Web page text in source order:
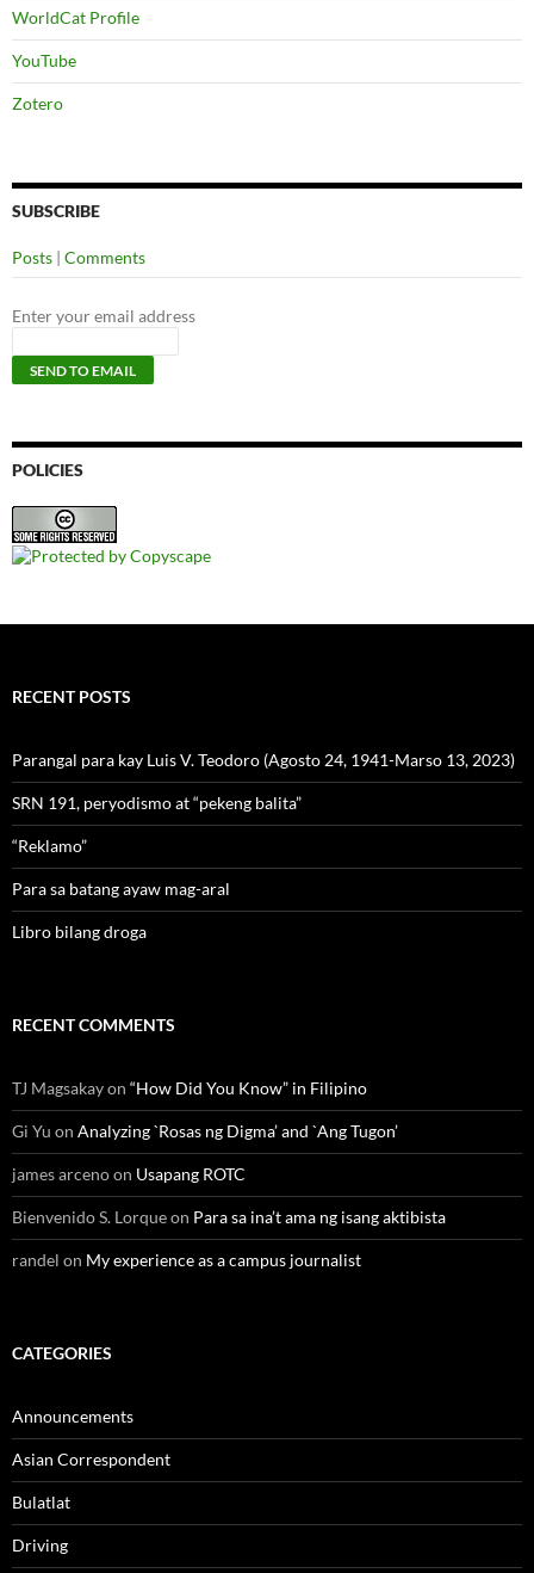
WorldCat Profile
YouTube
Zotero
SUBSCRIBE
Posts | Comments
Enter your email address
POLICIES
RECENT POSTS
Parangal para kay Luis V. Teodoro (Agosto 24, 1941-Marso 13, 2023)
SRN 191, peryodismo at “pekeng balita”
“Reklamo”
Para sa batang ayaw mag-aral
Libro bilang droga
RECENT COMMENTS
TJ Magsakayon “How Did You Know” in Filipino
Gi Yu on Analyzing `Rosas ng Digma’ and `Ang Tugon’
james arcenoon Usapang ROTC
Bienvenido S. Lorqueon Para sa ina’t ama ng isang aktibista
randel on My experience as a campus journalist
CATEGORIES
Announcements
Asian Correspondent
Bulatlat
Driving